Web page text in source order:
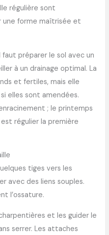
régulière sont
une forme maîtrisée et
préparer le sol avec un
à un drainage optimal. La
et fertiles, mais elle
elles sont amendées.
; le printemps
régulier la première
tiges vers les
avec des liens souples.
l’ossature.
et les guider le
serrer. Les attaches